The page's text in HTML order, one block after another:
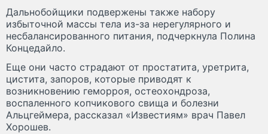
Дальнобойщики подвержены также набору
избыточной массы тела из-за нерегулярного и
несбалансированного питания, подчеркнула Полина
Концедайло.
Еще они часто страдают от простатита, уретрита,
цистита, запоров, которые приводят к
возникновению геморроя, остеохондроза,
воспаленного копчикового свища и болезни
Альцгеймера, рассказал «Известиям» врач Павел
Хорошев.